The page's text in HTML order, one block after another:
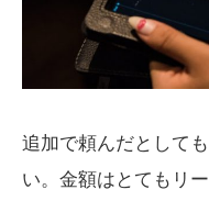
追加で頼んだとして
い。金額はとてもリ